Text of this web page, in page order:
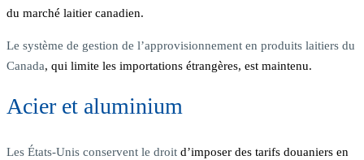
du marché laitier canadien.
Le système de gestion de l’approvisionnement en produits laitiers du
Canada, qui limite les importations étrangères, est maintenu.
Acier et aluminium
Les États-Unis conservent le droit d’imposer des tarifs douaniers en